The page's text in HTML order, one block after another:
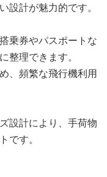
設計が魅力的です。
乗券やパスポートな
整理できます。
、頻繁な飛行機利用
設計により、手荷物
です。